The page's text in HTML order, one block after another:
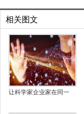
相关图文
让科学家企业家在同一